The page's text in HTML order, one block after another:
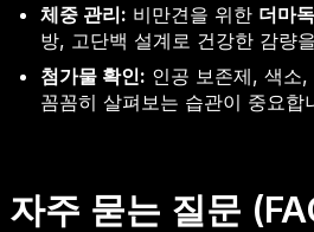
체중 관리: 비만견을 위한 더마
방, 고단백 설계로 건강한 감량
첨가물 확인: 인공 보존제, 색소
꼼꼼히 살펴보는 습관이 중요합
자주 묻는 질문